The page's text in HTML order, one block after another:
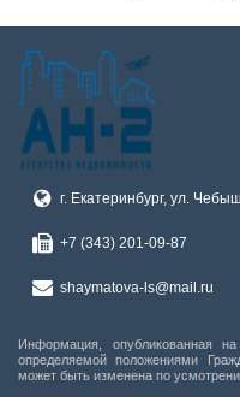
г. Екатеринбург, ул.
+7 (343) 201-09-87
shaymatova-ls@mail.ru
Информация, опубликованная
определяемой положениями
может быть изменена по